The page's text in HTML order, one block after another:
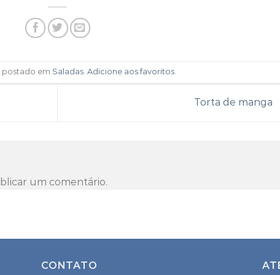
postado em Saladas. Adicione aos favoritos.
Torta de manga
um comentário.
CONTATO